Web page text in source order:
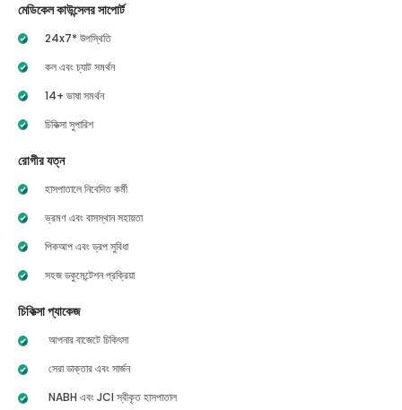
মেডিকেল কাউন্সেলর সাপোর্ট
24x7* উপস্থিতি
কল এবং চ্যাট সমর্থন
14+ ভাষা সমর্থন
চিকিত্সা সুপারিশ
রোগীর যত্ন
হাসপাতালে নিবেদিত কর্মী
ভ্রমণ এবং বাসস্থান সহায়তা
পিকআপ এবং ড্রপ সুবিধা
সহজ ডকুমেন্টেশন প্রক্রিয়া
চিকিত্সা প্যাকেজ
আপনার বাজেটে চিকিৎসা
সেরা ডাক্তার এবং সার্জন
NABH এবং JCI স্বীকৃত হাসপাতাল